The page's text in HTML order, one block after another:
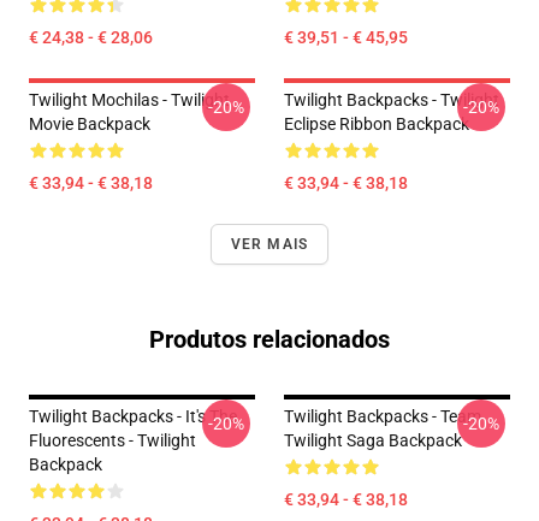
€ 24,38 - € 28,06 € 39,51 - € 45,95
Twilight Mochilas - Twilight
Movie Backpack
€ 33,94 - € 38,18
-20%
Twilight Backpacks - Twilight
Eclipse Ribbon Backpack
€ 33,94 - € 38,18
-20%
VER MAIS
Produtos relacionados
Twilight Backpacks - It's The
Fluorescents - Twilight
Backpack
-20%
Twilight Backpacks - Team
Twilight Saga Backpack
€ 33,94 - € 38,18
-20%